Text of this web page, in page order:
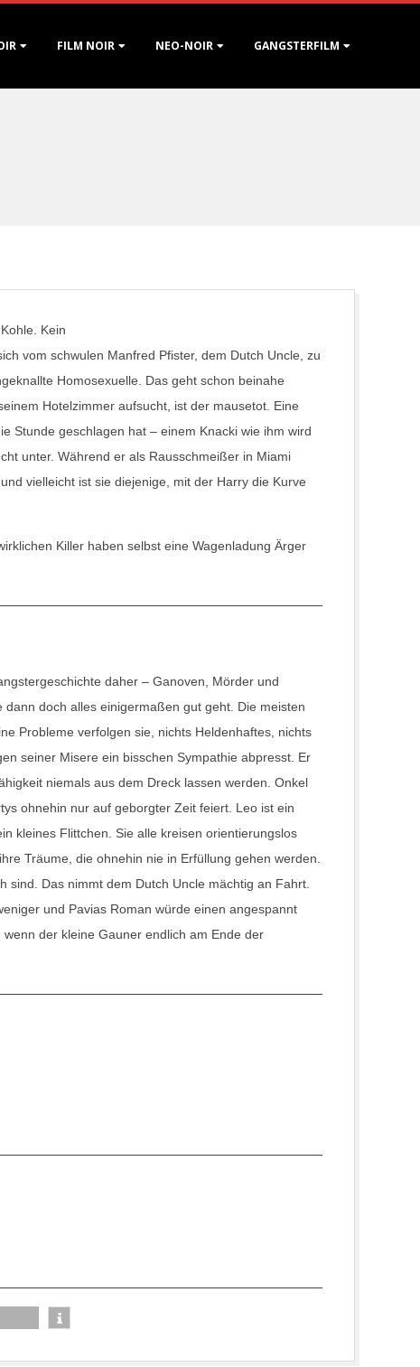
FILM NOIR NEO-NOIR GANGSTERFILM
Kein
vom schwulen Manfred Pfister, dem Dutch Uncle, zu
Homosexuelle. Das geht schon beinahe
Hotelzimmer aufsucht, ist der mausetot. Eine
Stunde geschlagen hat – einem Knacki wie ihm wird
unter. Während er als Rausschmeißer in Miami
vielleicht ist sie diejenige, mit der Harry die Kurve
Killer haben selbst eine Wagenladung Ärger
daher – Ganoven, Mörder und
doch alles einigermaßen gut geht. Die meisten
Probleme verfolgen sie, nichts Heldenhaftes, nichts
seiner Misere ein bisschen Sympathie abpresst. Er
niemals aus dem Dreck lassen werden. Onkel
ohnehin nur auf geborgter Zeit feiert. Leo ist ein
kleines Flittchen. Sie alle kreisen orientierungslos
Träume, die ohnehin nie in Erfüllung gehen werden.
sind. Das nimmt dem Dutch Uncle mächtig an Fahrt.
und Pavias Roman würde einen angespannt
der kleine Gauner endlich am Ende der